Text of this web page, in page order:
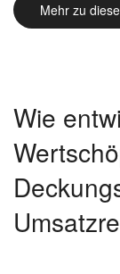
Mehr zu
Wie